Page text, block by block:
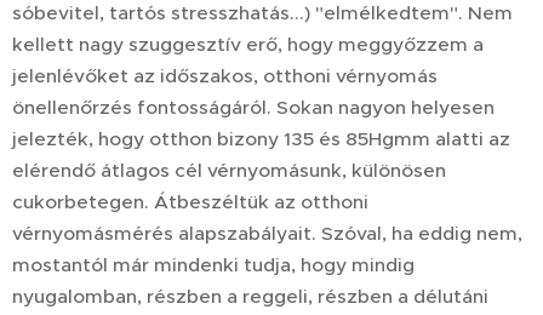
sóbevitel, tartós stresszhatás...) "elmélkedtem". Nem
kellett nagy szuggesztív erő, hogy meggyőzzem a
jelenlévőket az időszakos, otthoni vérnyomás
önellenőrzés fontosságáról. Sokan nagyon helyesen
jelezték, hogy otthon bizony 135 és 85Hgmm alatti az
elérendő átlagos cél vérnyomásunk, különösen
cukorbetegen. Átbeszéltük az otthoni
vérnyomásmérés alapszabályait. Szóval, ha eddig nem,
mostantól már mindenki tudja, hogy mindig
nyugalomban, részben a reggeli, részben a délutáni